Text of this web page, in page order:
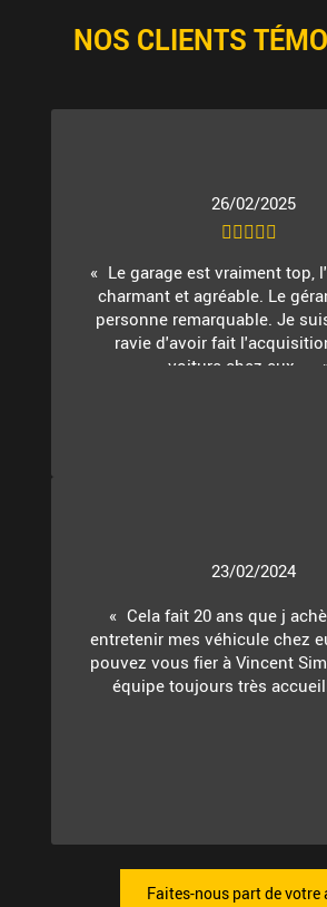
NOS CLIENTS
26/02/2025
Le garage est vraiment top,
charmant et agréable. Le
personne remarquable. Je
ravie d'avoir fait
voiture chez eux. ...
23/02/2024
Cela fait 20 ans que j
entretenir mes véhicule chez
pouvez vous fier à Vincent
équipe toujours très
Faites-nous part de votre